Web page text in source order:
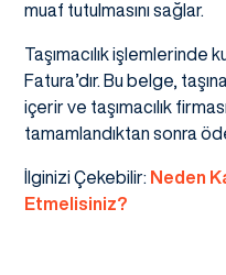
muaf tutulmasını sağlar.
Taşımacılık işlemlerinde
Fatura’dır. Bu belge,
içerir ve taşımacılık
tamamlandıktan sonra
İlginizi Çekebilir: Neden
Etmelisiniz?